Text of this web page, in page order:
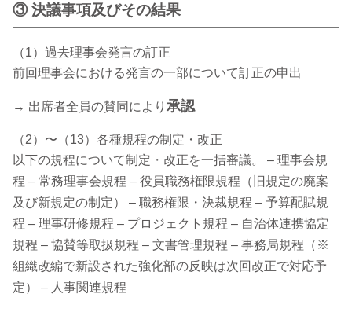
③ 決議事項及びその結果
（1）過去理事会発言の訂正
前回理事会における発言の一部について訂正の申出
→ 出席者全員の賛同により 承認
（2）〜（13）各種規程の制定・改正
以下の規程について制定・改正を一括審議。 – 理事会規
程 – 常務理事会規程 – 役員職務権限規程（旧規定の廃案
及び新規定の制定） – 職務権限・決裁規程 – 予算配賦規
程 – 理事研修規程 – プロジェクト規程 – 自治体連携協定
規程 – 協賛等取扱規程 – 文書管理規程 – 事務局規程（※
組織改編で新設された強化部の反映は次回改正で対応予
定） – 人事関連規程